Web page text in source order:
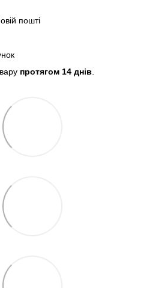
пошті
протягом 14 днів.